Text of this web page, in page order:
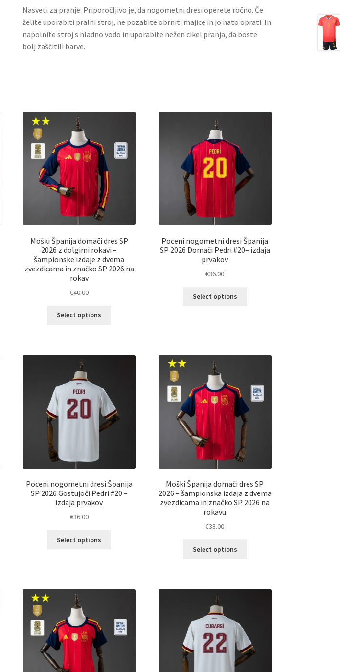
Nasveti za pranje: Priporočljivo je, da nogometni dresi operete ročno. Če
želite uporabiti pralni stroj, ne pozabite obrniti majice in jo nato oprati. In
napolnite stroj s hladno vodo in uporabite nežen cikel pranja, da boste
bolj zaščitili barve.
Moški Španija domači dres SP
2026 z dolgimi rokavi –
šampionske izdaje z dvema
zvezdicama in značko SP 2026 na
rokav
€40.00
Select options
različic.
strani
izdelka
Poceni nogometni dresi Španija
SP 2026 Domači Pedri #20– izdaja
prvakov
€36.00
Select options
lahko
strani
izdelka
Poceni nogometni dresi Španija
SP 2026 Gostujoči Pedri #20 –
izdaja prvakov
€36.00
Select options
Možnosti
na
strani
Moški Španija domači dres SP
2026 – šampionska izdaja z dvema
zvezdicama in značko SP 2026 na
rokavu
€38.00
Select options
različic.
strani
izdelka